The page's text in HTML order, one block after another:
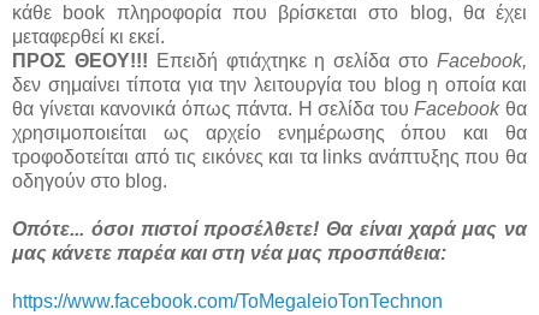
κάθε book πληροφορία που βρίσκεται στο blog, θα έχει
μεταφερθεί κι εκεί.
ΠΡΟΣ ΘΕΟΥ!!! Επειδή φτιάχτηκε η σελίδα στοFacebook,
δεν σημαίνει τίποτα για την λειτουργία του blog η οποία και
θα γίνεται κανονικά όπως πάντα. Η σελίδα τουFacebookθα
χρησιμοποιείται ως αρχείο ενημέρωσης όπου και θα
τροφοδοτείται από τις εικόνες και τα links ανάπτυξης που θα
οδηγούν στο blog.
Οπότε... όσοι πιστοί προσέλθετε! Θα είναι χαρά μας να
μας κάνετε παρέα και στη νέα μας προσπάθεια:
https://www.facebook.com/ToMegaleioTonTechnon